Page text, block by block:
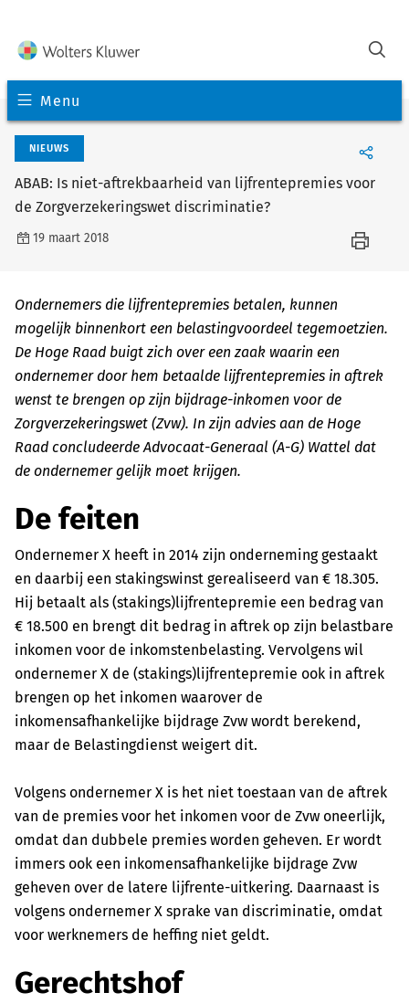
Menu
NIEUWS
ABAB: Is niet-aftrekbaarheid van lijfrentepremies voor
de Zorgverzekeringswet discriminatie?
19 maart 2018
Ondernemers die lijfrentepremies betalen, kunnen
mogelijk binnenkort een belastingvoordeel tegemoetzien.
De Hoge Raad buigt zich over een zaak waarin een
ondernemer door hem betaalde lijfrentepremies in aftrek
wenst te brengen op zijn bijdrage-inkomen voor de
Zorgverzekeringswet (Zvw). In zijn advies aan de Hoge
Raad concludeerde Advocaat-Generaal (A-G) Wattel dat
de ondernemer gelijk moet krijgen.
De feiten
Ondernemer X heeft in 2014 zijn onderneming gestaakt
en daarbij een stakingswinst gerealiseerd van € 18.305.
Hij betaalt als (stakings)lijfrentepremie een bedrag van
€ 18.500 en brengt dit bedrag in aftrek op zijn belastbare
inkomen voor de inkomstenbelasting. Vervolgens wil
ondernemer X de (stakings)lijfrentepremie ook in aftrek
brengen op het inkomen waarover de
inkomensafhankelijke bijdrage Zvw wordt berekend,
maar de Belastingdienst weigert dit.
Volgens ondernemer X is het niet toestaan van de aftrek
van de premies voor het inkomen voor de Zvw oneerlijk,
omdat dan dubbele premies worden geheven. Er wordt
immers ook een inkomensafhankelijke bijdrage Zvw
geheven over de latere lijfrente-uitkering. Daarnaast is
volgens ondernemer X sprake van discriminatie, omdat
voor werknemers de heffing niet geldt.
Gerechtshof